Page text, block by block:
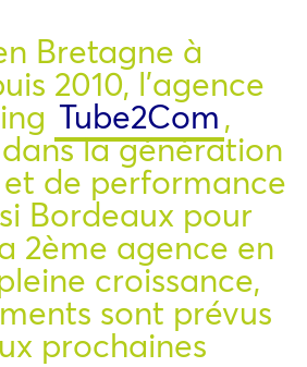
Bretagne à
2010, l’agence
Tube2Com,
la génération
de performance
Bordeaux pour
2ème agence en
croissance,
sont prévus
prochaines